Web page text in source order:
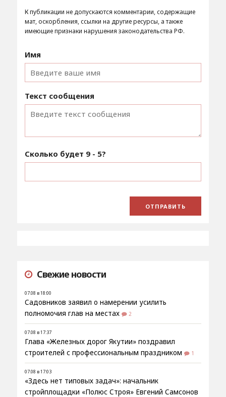
К публикации не допускаются комментарии, содержащие
мат, оскорбления, ссылки на другие ресурсы, а также
имеющие признаки нарушения законодательства РФ.
Имя
Текст сообщения
Сколько будет 9 - 5?
Свежие новости
07.08 в 18:00
Садовников заявил о намерении усилить
полномочия глав на местах
2
07.08 в 17:37
Глава «Железных дорог Якутии» поздравил
строителей с профессиональным праздником
1
07.08 в 17:03
«Здесь нет типовых задач»: начальник
стройплощадки «Полюс Строя» Евгений Самсонов